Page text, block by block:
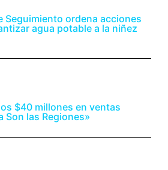
Seguimiento ordena acciones
agua potable a la niñez
$40 millones en ventas
Son las Regiones»